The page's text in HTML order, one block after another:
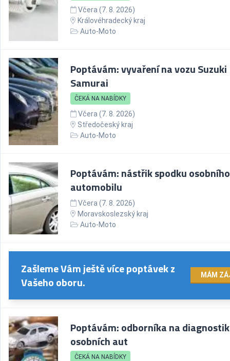
Včera (7. 8. 2026)
Královéhradecký kraj
Auto-Moto
Poptávám: vyvaření na vozu Suzuki
Samurai
ČEKÁ NA NABÍDKY
Včera (7. 8. 2026)
Středočeský kraj
Auto-Moto
Poptávám: nástřik spodku osobního
automobilu
Včera (7. 8. 2026)
Moravskoslezský kraj
Auto-Moto
Zašleme Vám ještě více poptávek z
Vašeho oboru.
MÁM
Poptávám: odborníka na
osobních aut
ČEKÁ NA NABÍDKY